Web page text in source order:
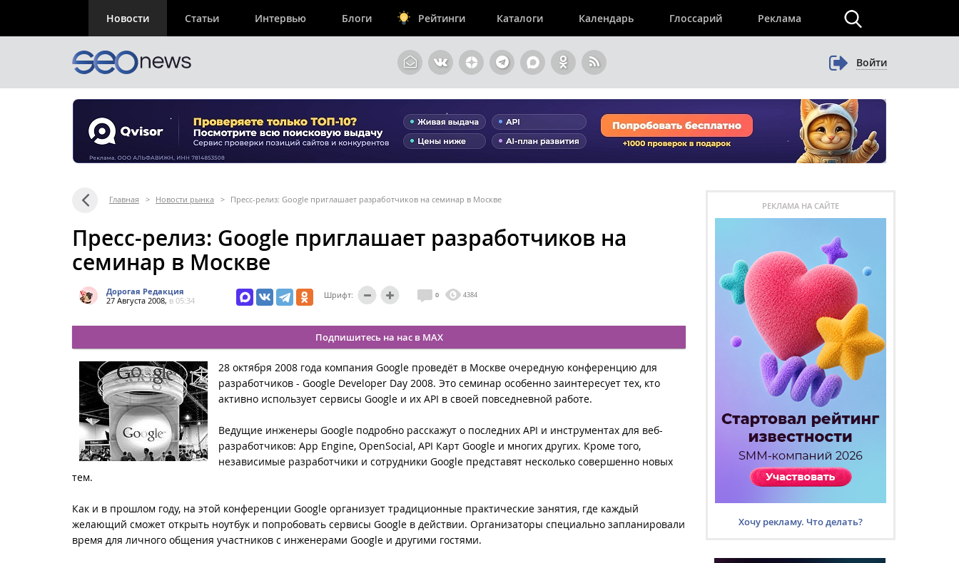
Новости Статьи Интервью Блоги Рейтинги Каталоги Календарь Глоссарий Реклама
Войти
Главная > Новости рынка > Пресс-релиз: Google приглашает разработчиков на семинар в Москве
Пресс-релиз: Google приглашает разработчиков на
семинар в Москве
Дорогая Редакция
27 Августа 2008, в 05:34
Шрифт: 0 4384
Подпишитесь на нас в MAX
28 октября 2008 года компания Google проведёт в Москве очередную конференцию для
разработчиков - Google Developer Day 2008. Это семинар особенно заинтересует тех, кто
активно использует сервисы Google и их API в своей повседневной работе.
Ведущие инженеры Google подробно расскажут о последних API и инструментах для веб-
разработчиков: App Engine, OpenSocial, API Карт Google и многих других. Кроме того,
независимые разработчики и сотрудники Google представят несколько совершенно новых
тем.
Как и в прошлом году, на этой конференции Google организует традиционные практические занятия, где каждый
желающий сможет открыть ноутбук и попробовать сервисы Google в действии. Организаторы специально запланировали
время для личного общения участников с инженерами Google и другими гостями.
РЕКЛАМА НА САЙТЕ
Хочу рекламу. Что делать?